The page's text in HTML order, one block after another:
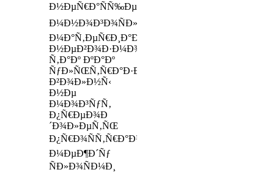
Ð½ÐµÑ€Ð°ÑÑ‰ÐµÐ¿Ð»ÐµÐ½Ð½Ñ‹Ñ…
Ð¼Ð½Ð¾Ð³Ð¾ÑÐ»Ð¾Ð¹Ð½Ñ‹Ñ…
Ð¼Ð°Ñ‚ÐµÑ€Ð¸Ð°Ð»Ð¾Ð²
Ð½ÐµÐ²Ð¾Ð·Ð¼Ð¾Ð¶Ð½Ð¾,
Ñ‚Ð°Ðº ÐºÐ°Ðº
ÑƒÐ»ÑŒÑ‚Ñ€Ð°Ð·Ð²ÑƒÐºÐ¾Ð²Ñ‹Ðµ
Ð²Ð¾Ð»Ð½Ñ‹
Ð½Ðµ
Ð¼Ð¾Ð³ÑƒÑ‚
Ð¿Ñ€ÐµÐ¾Ð
´Ð¾Ð»ÐµÑ‚ÑŒ
Ð¿Ñ€Ð¾ÑÑ‚Ñ€Ð°Ð½ÑÑ‚Ð²Ð¾
Ð¼ÐµÐ¶Ð´Ñƒ
ÑÐ»Ð¾ÑÐ¼Ð¸